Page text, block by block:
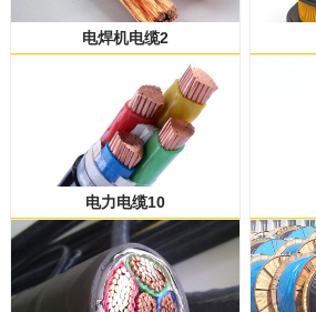
电焊机电缆2
电力电缆10